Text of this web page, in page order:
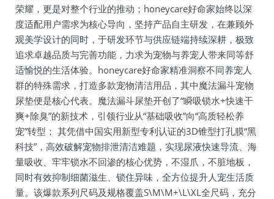
荣耀，更是对整个行业的推动；honeycare好命家始终以深
度适配用户需求为核心导向，坚持产品自主研发，在兼顾外
观美学设计的同时，于研发环节与供应链端持续深耕，极致
追求卓越品质与完善功能，力求为宠物与养宠人带来同等舒
适愉悦的生活体验。honeycare好命家精准洞察不同养宠人
群的特殊需求，打造多款宠物清洁用品，其中魔法漏斗宠物
尿垫便是核心代表。魔法漏斗尿垫开创了“瞬吸锁水+快速干
爽+除臭”的新技术，引领行业从“基础吸收”向“高质轻松养
宠”转型； 其凭借中国实用新型专利认证的3D锥型打孔膜“黑
科技”，高效破解宠物排泄清洁难题，实现尿液快速导流、海
量吸收、牢牢锁水不回渗的核心优势，不湿爪，不脏地板，
同时有效抑制细菌滋生、锁住异味，全方位提升人宠生活质
量。该爆款系列尺码及规格覆盖S\M\M+\L\XL全尺码，充分